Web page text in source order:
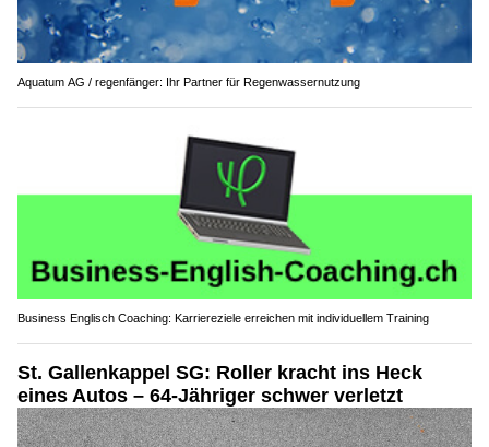
Aquatum AG / regenfänger: Ihr Partner für Regenwassernutzung
Business Englisch Coaching: Karriereziele erreichen mit individuellem Training
St. Gallenkappel SG: Roller kracht ins Heck
eines Autos – 64-Jähriger schwer verletzt